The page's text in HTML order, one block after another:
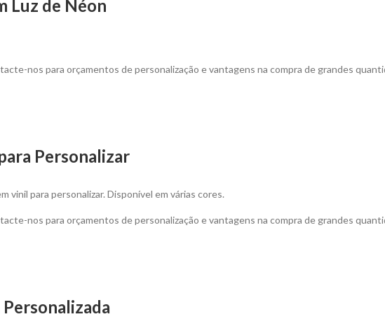
Luz de Néon
nos para orçamentos de personalização e vantagens na compra de grandes
Personalizar
para personalizar. Disponível em várias cores.
nos para orçamentos de personalização e vantagens na compra de grandes